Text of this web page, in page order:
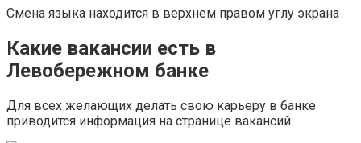
Смена языка находится в верхнем правом углу экрана
Какие вакансии есть в
Левобережном банке
Для всех желающих делать свою карьеру в банке
приводится информация на странице вакансий.